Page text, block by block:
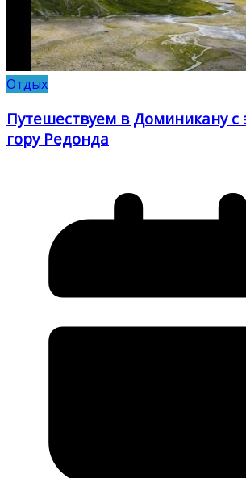
Отдых
Путешествуем в Доминикану с
гору Редонда